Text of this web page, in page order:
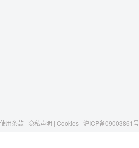
使用条款 | 隐私声明 | Cookies | 沪ICP备09003861